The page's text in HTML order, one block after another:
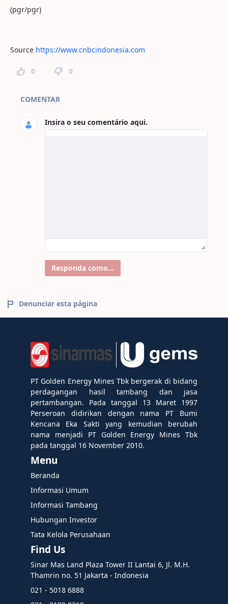
(pgr/pgr)
Source https://www.cnbcindonesia.com
0 0
Comentários da Página
COMENTAR
Insira o seu comentário aqui.
Responda como...
Denunciar esta página
PT Golden Energy Mines Tbk bergerak di bidang
perdagangan hasil tambang dan jasa
pertambangan. Pada tanggal 13 Maret 1997
Perseroan didirikan dengan nama PT Bumi
Kencana Eka Sakti yang kemudian berubah
nama menjadi PT Golden Energy Mines Tbk
pada tanggal 16 November 2010.
Menu
Beranda
Informasi Umum
Informasi Tambang
Hubungan Investor
Tata Kelola Perusahaan
Find Us
Sinar Mas Land Plaza Tower II Lantai 6, Jl. M.H.
Thamrin no. 51 Jakarta - Indonesia
021 - 5018 6888